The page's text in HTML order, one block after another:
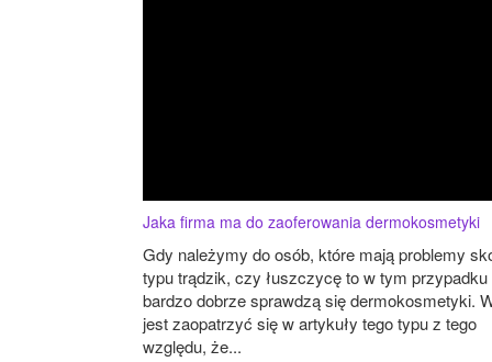
Jaka firma ma do zaoferowania dermokosmetyki
Gdy należymy do osób, które mają problemy
typu trądzik, czy łuszczycę to w tym przypadku
bardzo dobrze sprawdzą się dermokosmetyki.
jest zaopatrzyć się w artykuły tego typu z tego
względu, że...